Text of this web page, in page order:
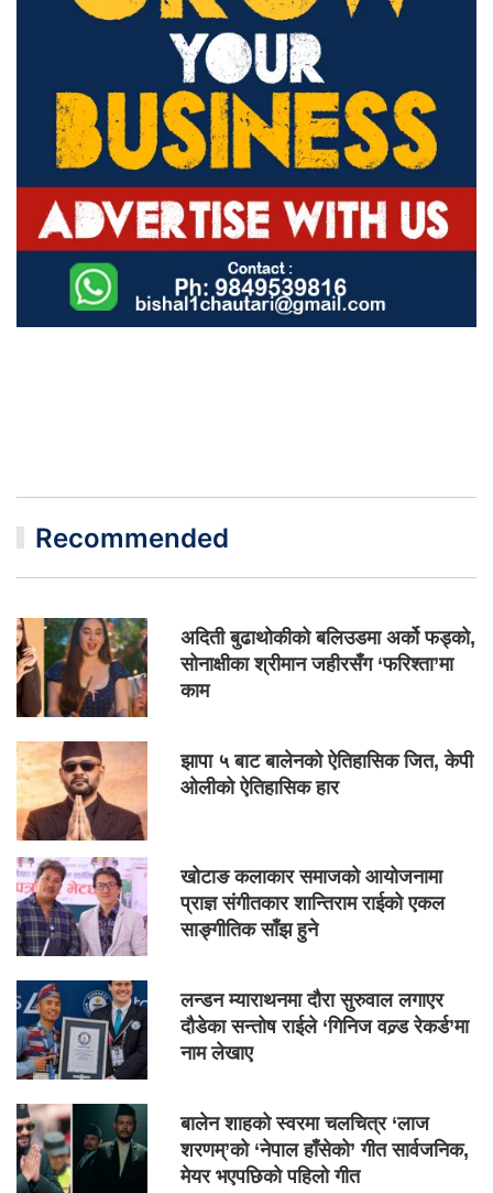
Recommended
अदिती बुढाथोकीको बलिउडमा अर्को फड्को,
सोनाक्षीका श्रीमान जहीरसँग ‘फरिश्ता’मा
काम
झापा ५ बाट बालेनको ऐतिहासिक जित, केपी
ओलीको ऐतिहासिक हार
खोटाङ कलाकार समाजको आयोजनामा
प्राज्ञ संगीतकार शान्तिराम राईको एकल
साङ्गीतिक साँझ हुने
लन्डन म्याराथनमा दौरा सुरुवाल लगाएर
दौडेका सन्तोष राईले ‘गिनिज वल्र्ड रेकर्ड’मा
नाम लेखाए
बालेन शाहको स्वरमा चलचित्र ‘लाज
शरणम्’को ‘नेपाल हाँसेको’ गीत सार्वजनिक,
मेयर भएपछिको पहिलो गीत